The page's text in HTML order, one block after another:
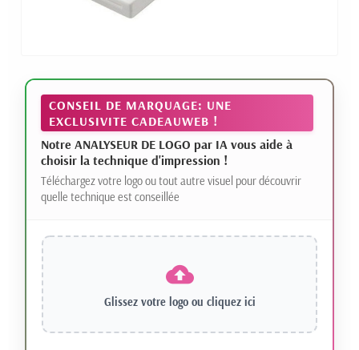
CONSEIL DE MARQUAGE: UNE
EXCLUSIVITE CADEAUWEB !
Notre ANALYSEUR DE LOGO par IA vous aide à
choisir la technique d'impression !
Téléchargez votre logo ou tout autre visuel pour découvrir
quelle technique est conseillée
Glissez votre logo ou cliquez ici